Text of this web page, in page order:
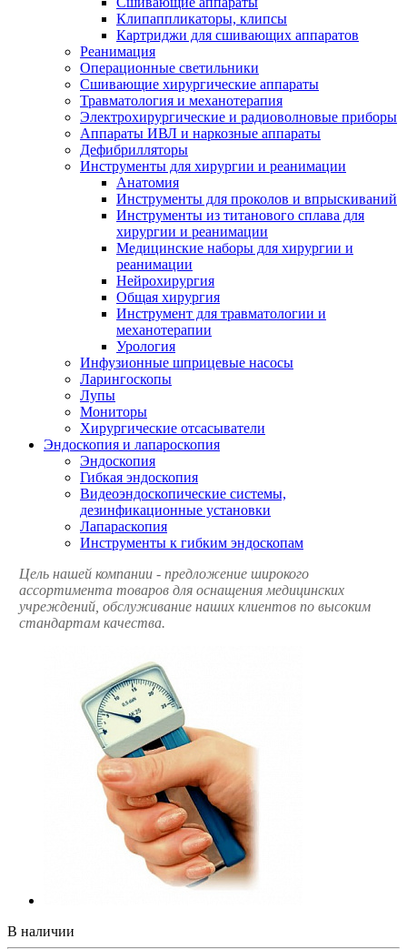
Клипаппликаторы, клипсы
Картриджи для сшивающих аппаратов
Реанимация
Операционные светильники
Сшивающие хирургические аппараты
Травматология и механотерапия
Электрохирургические и радиоволновые приборы
Аппараты ИВЛ и наркозные аппараты
Дефибрилляторы
Инструменты для хирургии и реанимации
Анатомия
Инструменты для проколов и впрыскиваний
Инструменты из титанового сплава для
хирургии и реанимации
Медицинские наборы для хирургии и
реанимации
Нейрохирургия
Общая хирургия
Инструмент для травматологии и
механотерапии
Урология
Инфузионные шприцевые насосы
Ларингоскопы
Лупы
Мониторы
Хирургические отсасыватели
Эндоскопия и лапароскопия
Эндоскопия
Гибкая эндоскопия
Видеоэндоскопические системы,
дезинфикационные установки
Лапараскопия
Инструменты к гибким эндоскопам
Цель нашей компании - предложение широкого
ассортимента товаров для оснащения медицинских
учреждений, обслуживание наших клиентов по высоким
стандартам качества.
В наличии